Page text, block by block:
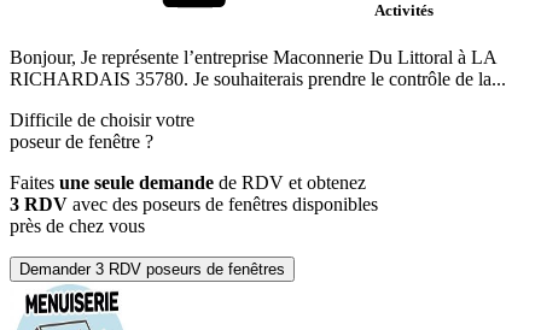
Activités
Bonjour, Je représente l’entreprise Maconnerie Du Littoral à LA
RICHARDAIS 35780. Je souhaiterais prendre le contrôle de la...
Difficile de choisir votre
poseur de fenêtre ?
Faites une seule demande de RDV et obtenez
3 RDV avec des poseurs de fenêtres disponibles
près de chez vous
Demander 3 RDV poseurs de fenêtres